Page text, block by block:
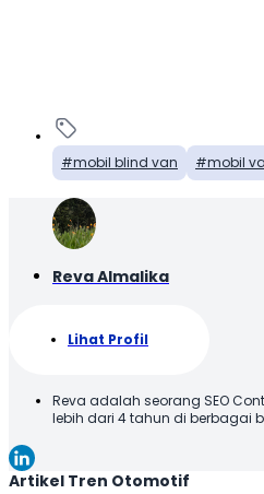
mobil blind van mobil
Reva Almalika
Lihat Profil
Reva adalah seorang SEO
lebih dari 4 tahun di berbagai
informatif, menarik, dan
Artikel Tren Otomotif